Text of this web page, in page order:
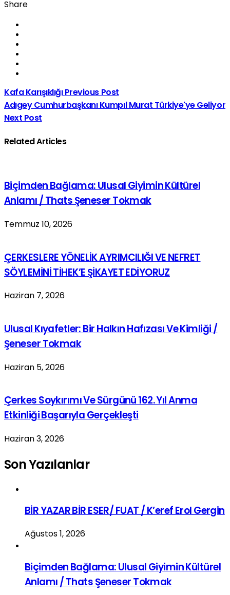
Share
Kafa KarışıklığıPrevious Post
Adıgey Cumhurbaşkanı Kumpıl Murat Türkiye'ye Geliyor
Next Post
Related Articles
Biçimden Bağlama: Ulusal Giyimin Kültürel
Anlamı / Thats Şeneser Tokmak
Temmuz 10, 2026
ÇERKESLERE YÖNELİK AYRIMCILIĞI VE NEFRET
SÖYLEMİNİ TİHEK’E ŞİKAYET EDİYORUZ
Haziran 7, 2026
Ulusal Kıyafetler: Bir Halkın Hafızası Ve Kimliği /
Şeneser Tokmak
Haziran 5, 2026
Çerkes Soykırımı Ve Sürgünü 162. Yıl Anma
Etkinliği Başarıyla Gerçekleşti
Haziran 3, 2026
Son Yazılanlar
BİR YAZAR BİR ESER/ FUAT / K’eref Erol Gergin
Ağustos 1, 2026
Biçimden Bağlama: Ulusal Giyimin Kültürel
Anlamı / Thats Şeneser Tokmak